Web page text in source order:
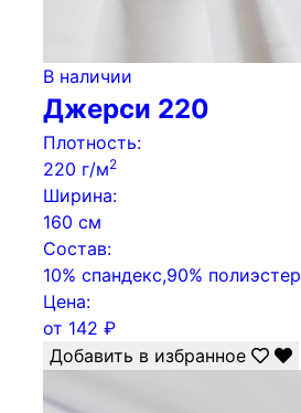
В наличии
Джерси 220
Плотность:
220 г/м2
Ширина:
160 см
Состав:
10% спандекс,90% полиэстер
Цена:
от 142 ₽
Добавить в избранное